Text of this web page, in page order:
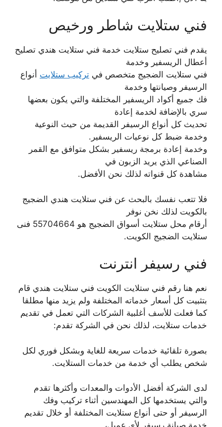
فني ستلايت شاطر ورخيص
يقدم فني تصليح ستلايت خدمة فني ستلايت هندي تصليح
أعطال الريسفير وخدمة
فني ستلايت الضجيج متخصص في تركيب ستلايت أنواع
الرسيفر وصيانتها وخدمة
فك جميع أكواد الريسفير المختلفة والتي يكون بعضها
سري بالإضافة لخدمة إعادة
تحديث كل أنواع الرسيفر القديمة من حيث النوعية
وخدمة ضبط كل نوعيات الريسفير.
وخدمة إعادة برمجة ريسفير بشكل متوافق مع القمر
الصناعي الذي يريد الزبون في
مشاهدة كل قنواته لذلك نحن الأفضل.
فلا تتعب نفسك بالبحث عن فني ستلايت هندي الضجيج
بالكويت لذلك نخن نوفر
أرقام محل ستلايت أسواق الضجيج هو 55704664 فنى
ستلايت الضجيج الكويت.
فني رسيفر انترنت
نعم هنا رقم فني ستلايت الكويت فني ستلايت هندي قام
بتثبيت كل أسعار خدماته المختلفة ولم يزيد منها مطلقا
كما فعلت للأسف أغلبية الشركات التي تعمل في تقديم
خدمات ستلايت، لذلك نحن في الشركة تقدم:
بصورة تلقائية خدمات سريعة للغاية وبشكل فوري لكل
شخص يطلب أي خدمة من خدمات الستلايت.
لدى الشركة أفضل الأدوات والمعدات وأكثرها تقدم
والتي يستخدمها كل المهندسين أثناء تركيب وفك
الرسيفر أو حتى أنواع ستلايت المختلفة أو خلال تقديم